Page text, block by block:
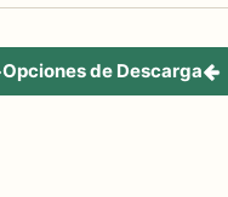
Opciones de Descarga